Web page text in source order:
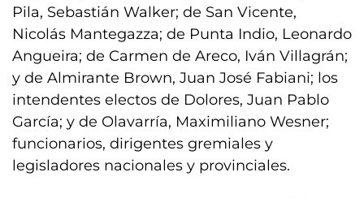
Pila, Sebastián Walker; de San Vicente,
Nicolás Mantegazza; de Punta Indio, Leonardo
Angueira; de Carmen de Areco, Iván Villagrán;
y de Almirante Brown, Juan José Fabiani; los
intendentes electos de Dolores, Juan Pablo
García; y de Olavarría, Maximiliano Wesner;
funcionarios, dirigentes gremiales y
legisladores nacionales y provinciales.